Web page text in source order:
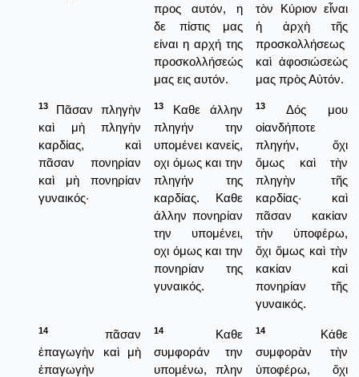
προς αυτόν, η
δε πίστις μας
είναι η αρχή της
προσκολλήσεώς
μας εις αυτόν.
τὸν Κύριον εἶναι
ἡ ἀρχὴ τῆς
προσκολλήσεως
καὶ ἀφοσιώσεώς
μας πρὸς Αὐτόν.
13
Πᾶσαν πληγὴν
καὶ μὴ πληγὴν
καρδίας, καὶ
πᾶσαν πονηρίαν
καὶ μὴ πονηρίαν
γυναικός·
13
Καθε άλλην
πληγήν την
υπομένει κανείς,
οχι όμως και την
πληγήν της
καρδίας. Καθε
άλλην πονηρίαν
την υπομένει,
οχι όμως και την
πονηρίαν της
γυναικός.
13
Δός μου
οἱανδήποτε
πληγήν, ὄχι
ὅμως καὶ τὴν
πληγὴν τῆς
καρδίας· καὶ
πᾶσαν κακίαν
τὴν ὑποφέρω,
ὄχι ὅμως καὶ τὴν
κακίαν καὶ
πονηρίαν τῆς
γυναικός.
14
πᾶσαν
ἐπαγωγὴν καὶ μὴ
ἐπαγωγὴν
14
Καθε
συμφοράν την
υπομένω, πλην
14
Κάθε
συμφορὰν τὴν
ὑποφέρω, ὄχι